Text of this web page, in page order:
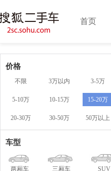
首页
价格
不限 3万以内 3-5万
5-10万 10-15万 15-20万
20-30万 30-50万 50万以上
车型
两厢车 三厢车 SUV